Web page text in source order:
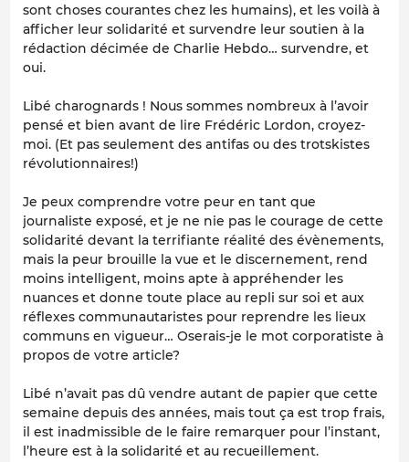
sont choses courantes chez les humains), et les voilà à
afficher leur solidarité et survendre leur soutien à la
rédaction décimée de Charlie Hebdo… survendre, et
oui.
Libé charognards ! Nous sommes nombreux à l’avoir
pensé et bien avant de lire Frédéric Lordon, croyez-
moi. (Et pas seulement des antifas ou des trotskistes
révolutionnaires!)
Je peux comprendre votre peur en tant que
journaliste exposé, et je ne nie pas le courage de cette
solidarité devant la terrifiante réalité des évènements,
mais la peur brouille la vue et le discernement, rend
moins intelligent, moins apte à appréhender les
nuances et donne toute place au repli sur soi et aux
réflexes communautaristes pour reprendre les lieux
communs en vigueur… Oserais-je le mot corporatiste à
propos de votre article?
Libé n’avait pas dû vendre autant de papier que cette
semaine depuis des années, mais tout ça est trop frais,
il est inadmissible de le faire remarquer pour l’instant,
l’heure est à la solidarité et au recueillement.